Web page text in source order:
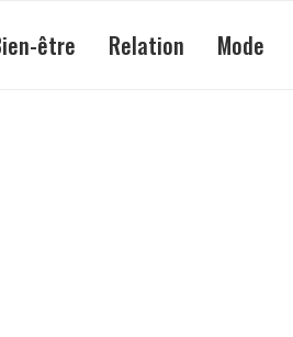
être Relation Mode